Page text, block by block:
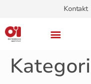
Kontakt